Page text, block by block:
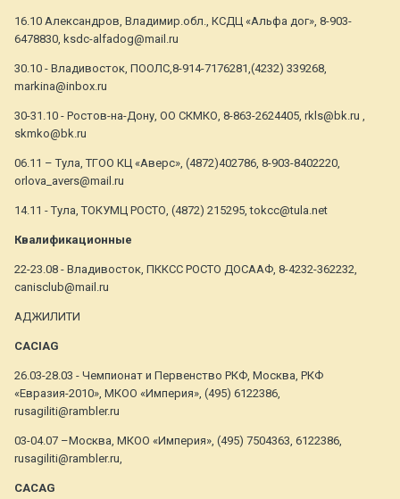
16.10 Александров, Владимир.обл., КСДЦ «Альфа дог», 8-903-
6478830, ksdc-alfadog@mail.ru
30.10 - Владивосток, ПООЛС,8-914-7176281,(4232) 339268,
markina@inbox.ru
30-31.10 - Ростов-на-Дону, ОО СКМКО, 8-863-2624405, rkls@bk.ru ,
skmko@bk.ru
06.11 – Тула, ТГОО КЦ «Аверс», (4872)402786, 8-903-8402220,
orlova_avers@mail.ru
14.11 - Тула, ТОКУМЦ РОСТО, (4872) 215295, tokcc@tula.net
Квалификационные
22-23.08 - Владивосток, ПККСС РОСТО ДОСААФ, 8-4232-362232,
canisclub@mail.ru
АДЖИЛИТИ
САСIAG
26.03-28.03 - Чемпионат и Первенство РКФ, Москва, РКФ
«Евразия-2010», МКОО «Империя», (495) 6122386,
rusagiliti@rambler.ru
03-04.07 –Москва, МКОО «Империя», (495) 7504363, 6122386,
rusagiliti@rambler.ru,
CACAG